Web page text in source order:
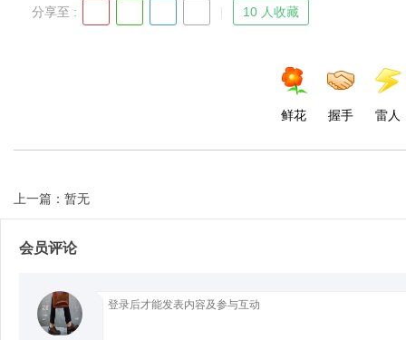
分享至 : 10 人收藏
鲜花 握手 雷人
上一篇：暂无
会员评论